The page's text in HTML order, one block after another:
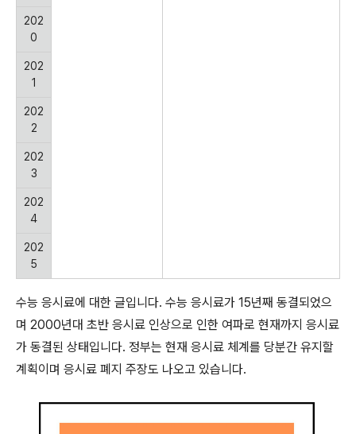
202
0
202
1
202
2
202
3
202
4
202
5
수능 응시료에 대한 글입니다. 수능 응시료가 15년째 동결되었으
며 2000년대 초반 응시료 인상으로 인한 여파로 현재까지 응시료
가 동결된 상태입니다. 정부는 현재 응시료 체계를 당분간 유지할
계획이며 응시료 폐지 주장도 나오고 있습니다.